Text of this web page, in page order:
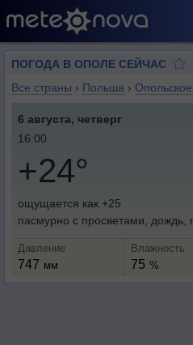
ПОГОДА В ОПОЛЕ СЕЙЧАС
Все страны › Польша ›
6 августа, четверг
16:00
+24°
ощущается как +25
пасмурно с просветами, дождь,
Давление
747 мм
Влажность
75 %